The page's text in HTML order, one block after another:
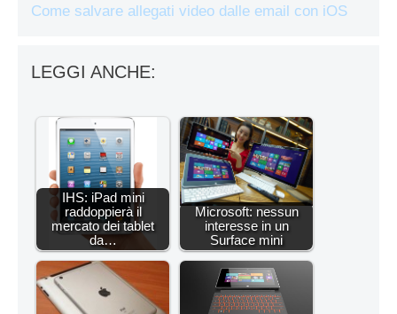
Come salvare allegati video dalle email con iOS
LEGGI ANCHE:
IHS: iPad mini
raddoppierà il
mercato dei tablet
da…
Microsoft: nessun
interesse in un
Surface mini